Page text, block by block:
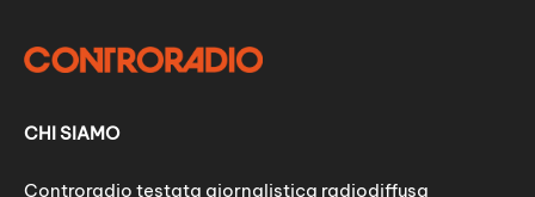
CHI SIAMO
Controradio testata giornalistica radiodiffusa